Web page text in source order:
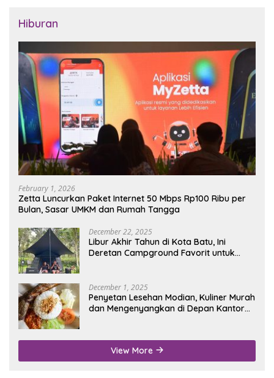
Hiburan
February 1, 2026
Zetta Luncurkan Paket Internet 50 Mbps Rp100 Ribu per
Bulan, Sasar UMKM dan Rumah Tangga
December 22, 2025
Libur Akhir Tahun di Kota Batu, Ini
Deretan Campground Favorit untuk
December 1, 2025
Penyetan Lesehan Modian, Kuliner Murah
dan Mengenyangkan di Depan Kantor
View More